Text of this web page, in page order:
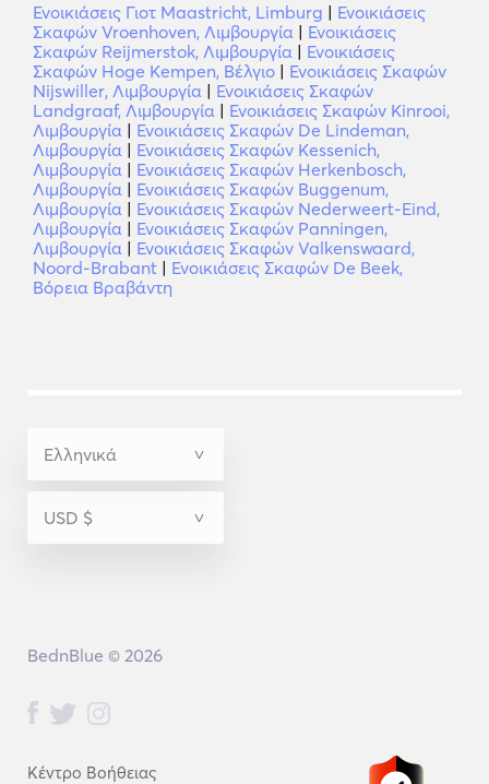
Ενοικιάσεις Γιοτ Maastricht, Limburg | Ενοικιάσεις
Σκαφών Vroenhoven, Λιμβουργία | Ενοικιάσεις
Σκαφών Reijmerstok, Λιμβουργία | Ενοικιάσεις
Σκαφών Hoge Kempen, Βέλγιο | Ενοικιάσεις Σκαφών
Nijswiller, Λιμβουργία | Ενοικιάσεις Σκαφών
Landgraaf, Λιμβουργία | Ενοικιάσεις Σκαφών Kinrooi,
Λιμβουργία | Ενοικιάσεις Σκαφών De Lindeman,
Λιμβουργία | Ενοικιάσεις Σκαφών Kessenich,
Λιμβουργία | Ενοικιάσεις Σκαφών Herkenbosch,
Λιμβουργία | Ενοικιάσεις Σκαφών Buggenum,
Λιμβουργία | Ενοικιάσεις Σκαφών Nederweert-Eind,
Λιμβουργία | Ενοικιάσεις Σκαφών Panningen,
Λιμβουργία | Ενοικιάσεις Σκαφών Valkenswaard,
Noord-Brabant | Ενοικιάσεις Σκαφών De Beek,
Βόρεια Βραβάντη
Κέντρο Βοήθειας
BednBlue © 2026